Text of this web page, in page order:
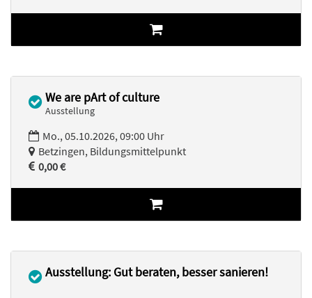
We are pArt of culture
Ausstellung
Mo., 05.10.2026, 09:00 Uhr
Betzingen, Bildungsmittelpunkt
0,00 €
Ausstellung: Gut beraten, besser sanieren!